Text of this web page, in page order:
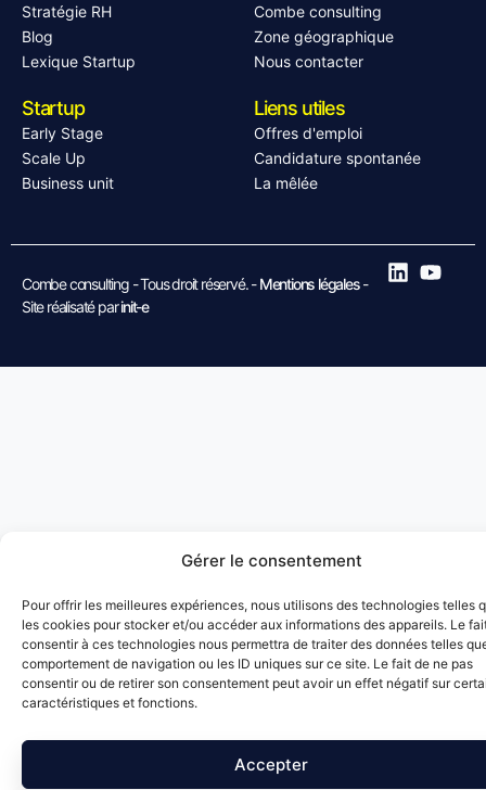
Gérer le consentement
Pour offrir les meilleures expériences, nous utilisons des technologies telles
les cookies pour stocker et/ou accéder aux informations des appareils. Le
consentir à ces technologies nous permettra de traiter des données telles
comportement de navigation ou les ID uniques sur ce site. Le fait de ne pas
consentir ou de retirer son consentement peut avoir un effet négatif sur
caractéristiques et fonctions.
Accepter
Stratégie RH
Blog
Lexique Startup
Combe consulting
Zone géographique
Nous contacter
Startup
Early Stage
Scale Up
Business unit
Liens utiles
Offres d'emploi
Candidature spontanée
La mêlée
Combe consulting - Tous droit réservé. -Mentions légales-
Site réalisaté parinit-e